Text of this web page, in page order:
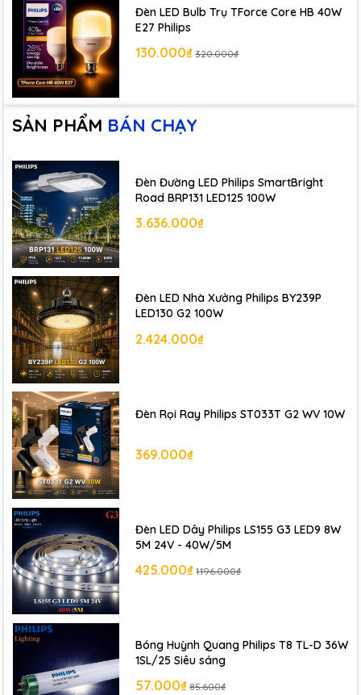
Đèn LED Bulb Trụ TForce Core HB 40W
E27 Philips
130.000₫ 320.000₫
SẢN PHẨM BÁN CHẠY
Đèn Đường LED Philips SmartBright
Road BRP131 LED125 100W
3.636.000₫
Đèn LED Nhà Xưởng Philips BY239P
LED130 G2 100W
2.424.000₫
Đèn Rọi Ray Philips ST033T G2 WV 10W
369.000₫
Đèn LED Dây Philips LS155 G3 LED9 8W
5M 24V - 40W/5M
425.000₫ 1.196.000₫
Bóng Huỳnh Quang Philips T8 TL-D 36W
1SL/25 Siêu sáng
57.000₫ 85.600₫